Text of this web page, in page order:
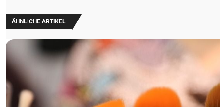
ÄHNLICHE ARTIKEL